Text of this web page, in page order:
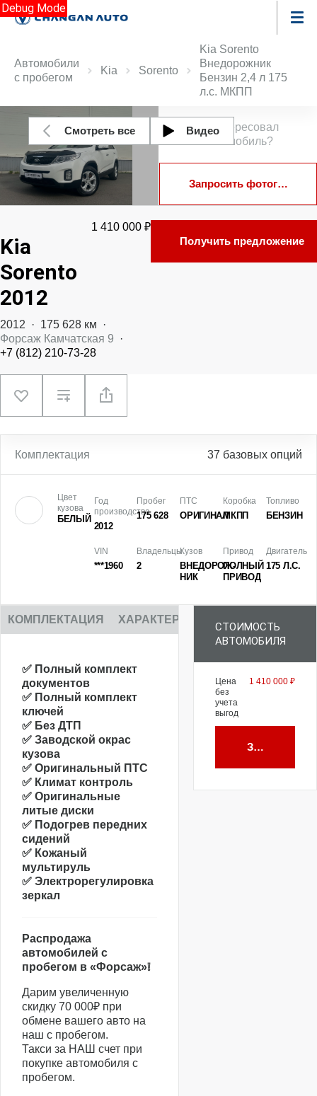
Debug Mode
Автомобили
с пробегом
Kia Sorento
Kia Sorento
Внедорожник
Бензин 2,4 л 175
л.с. МКПП
Смотреть все Видео
Заинтересовал
автомобиль?
Запросить фотографии
Kia
Sorento
2012
1 410 000 ₽
2012 · 175 628 км ·
Форсаж Камчатская 9 ·
+7 (812) 210-73-28
Получить предложение
Комплектация 37 базовых опций
Цвет
кузова
БЕЛЫЙ
Год
производства
2012
Пробег
175 628
ПТС
ОРИГИНАЛ
Коробка
МКПП
Топливо
БЕНЗИН
VIN
***1960
Владельцы
2
Кузов
ВНЕДОРОЖ­
НИК
Привод
ПОЛНЫЙ
ПРИВОД
Двигатель
175 Л.С.
КОМПЛЕКТАЦИЯ ХАРАКТЕРИСТИКИ
✅ Полный комплект
документов
✅ Полный комплект
ключей
✅ Без ДТП
✅ Заводской окрас
кузова
✅ Оригинальный ПТС
✅ Климат контроль
✅ Оригинальные
литые диски
✅ Подогрев передних
сидений
✅ Кожаный
мультируль
✅ Электрорегулировка
зеркал
Распродажа
автомобилей с
пробегом в «Форсаж»❕
Дарим увеличенную
скидку 70 000₽ при
обмене вашего авто на
наш с пробегом.
Такси за НАШ счет при
покупке автомобиля с
пробегом.
СТОИМОСТЬ
АВТОМОБИЛЯ
Цена
без
учета
выгод
1 410 000 ₽